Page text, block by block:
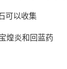
可以收集
煌炎和回蓝药